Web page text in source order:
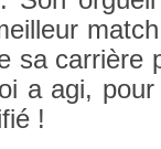
sa carrière
a agi,
!